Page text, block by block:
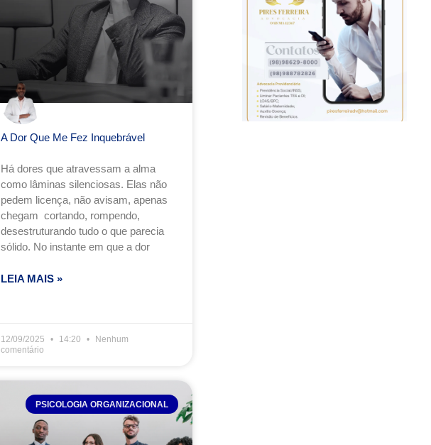
A Dor Que Me Fez Inquebrável
Há dores que atravessam a alma
como lâminas silenciosas. Elas não
pedem licença, não avisam, apenas
chegam cortando, rompendo,
desestruturando tudo o que parecia
sólido. No instante em que a dor
LEIA MAIS »
12/09/2025 14:20
Nenhum
comentário
PSICOLOGIA ORGANIZACIONAL